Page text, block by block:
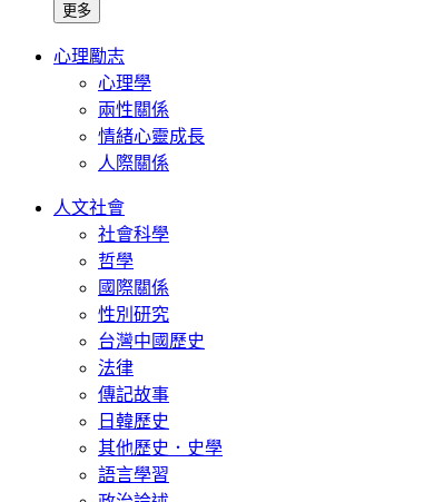
更多
心理勵志
心理學
兩性關係
情緒心靈成長
人際關係
人文社會
社會科學
哲學
國際關係
性別研究
台灣中國歷史
法律
傳記故事
日韓歷史
其他歷史．史學
語言學習